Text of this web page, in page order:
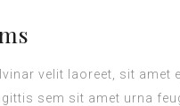
velit laoreet, sit
sem sit amet urna